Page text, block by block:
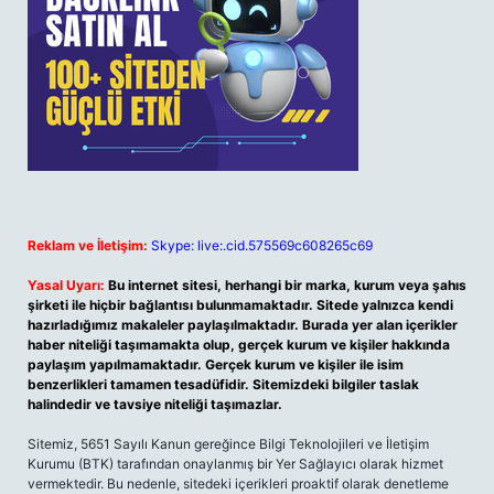
Reklam ve İletişim: Skype: live:.cid.575569c608265c69
Yasal Uyarı: Bu internet sitesi, herhangi bir marka, kurum veya şahıs
şirketi ile hiçbir bağlantısı bulunmamaktadır. Sitede yalnızca kendi
hazırladığımız makaleler paylaşılmaktadır. Burada yer alan içerikler
haber niteliği taşımamakta olup, gerçek kurum ve kişiler hakkında
paylaşım yapılmamaktadır. Gerçek kurum ve kişiler ile isim
benzerlikleri tamamen tesadüfidir. Sitemizdeki bilgiler taslak
halindedir ve tavsiye niteliği taşımazlar.
Sitemiz, 5651 Sayılı Kanun gereğince Bilgi Teknolojileri ve İletişim
Kurumu (BTK) tarafından onaylanmış bir Yer Sağlayıcı olarak hizmet
vermektedir. Bu nedenle, sitedeki içerikleri proaktif olarak denetleme